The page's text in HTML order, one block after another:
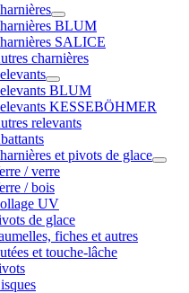
BLUM
SALICE
charnières
BLUM
KESSEBÖHMER
relevants
et pivots de glace
/ verre
/ bois
UV
de glace
fiches et autres
et touche-lâche